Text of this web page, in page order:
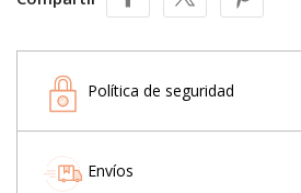
Política de seguridad
Envíos